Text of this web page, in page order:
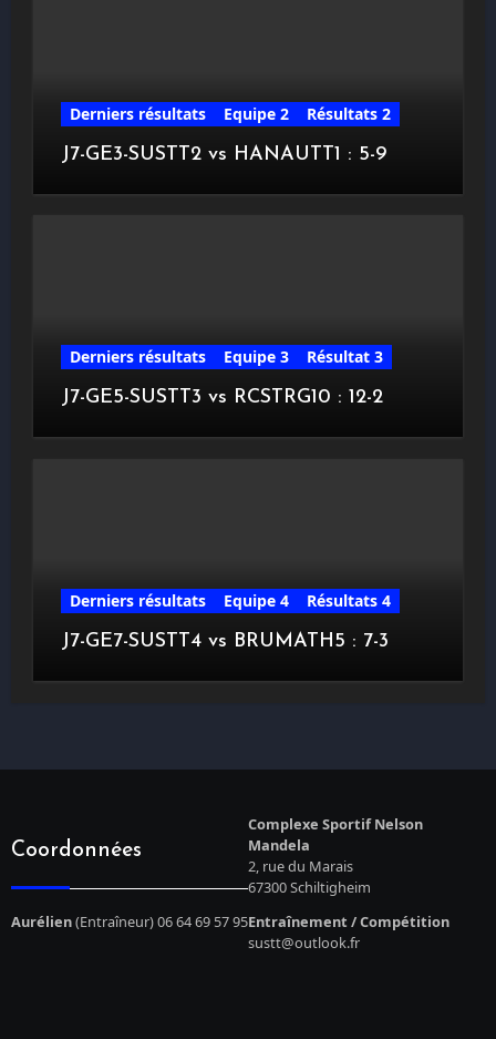
Derniers résultats Equipe 2
Résultats 2
J7-GE3-SUSTT2 vs HANAUTT1 : 5-9
Derniers résultats Equipe 3
Résultat 3
J7-GE5-SUSTT3 vs RCSTRG10 : 12-2
Derniers résultats Equipe 4
Résultats 4
J7-GE7-SUSTT4 vs BRUMATH5 : 7-3
Coordonnées
Complexe Sportif Nelson
Mandela
2, rue du Marais
67300 Schiltigheim
Aurélien(Entraîneur) 06 64 69 57 95Entraînement / Compétition
sustt@outlook.fr